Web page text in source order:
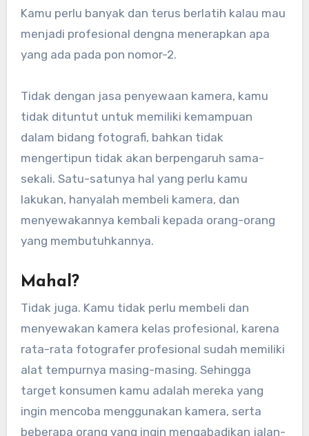
Kamu perlu banyak dan terus berlatih kalau mau
menjadi profesional dengna menerapkan apa
yang ada pada pon nomor-2.
Tidak dengan jasa penyewaan kamera, kamu
tidak dituntut untuk memiliki kemampuan
dalam bidang fotografi, bahkan tidak
mengertipun tidak akan berpengaruh sama-
sekali. Satu-satunya hal yang perlu kamu
lakukan, hanyalah membeli kamera, dan
menyewakannya kembali kepada orang-orang
yang membutuhkannya.
Mahal?
Tidak juga. Kamu tidak perlu membeli dan
menyewakan kamera kelas profesional, karena
rata-rata fotografer profesional sudah memiliki
alat tempurnya masing-masing. Sehingga
target konsumen kamu adalah mereka yang
ingin mencoba menggunakan kamera, serta
beberapa orang yang ingin mengabadikan jalan-